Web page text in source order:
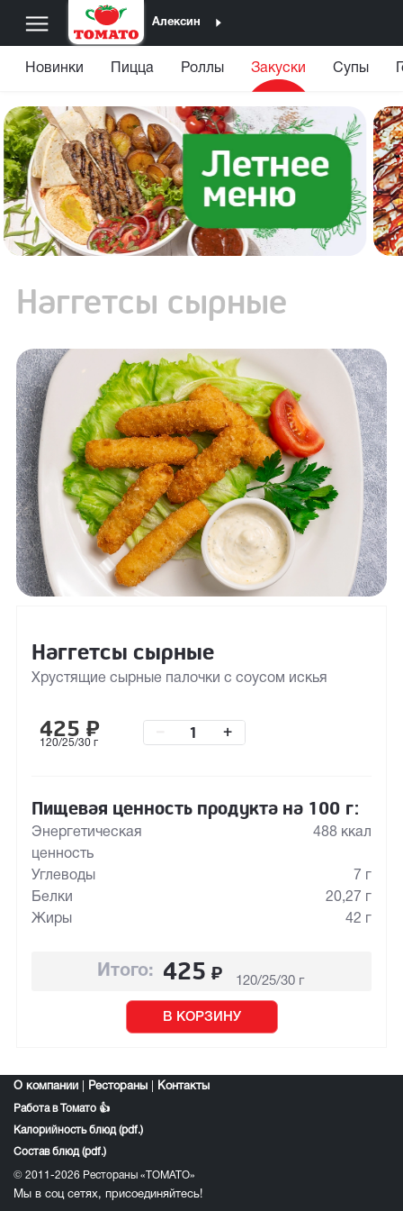
Алексин
Новинки Пицца Роллы Закуски Супы
Наггетсы сырные
Наггетсы сырные
Хрустящие сырные палочки с соусом искья
425 ₽
120/25/30 г
+
Пищевая ценность продукта на 100 г:
Энергетическая
ценность
488 ккал
Углеводы
7 г
Белки
20,27 г
Жиры
42 г
Итого: 425 ₽ 120/25/30 г
В КОРЗИНУ
О компании Рестораны Контакты
Работа в Томато 👍
Калорийность блюд (pdf.)
Состав блюд (pdf.)
© 2011-2026 Рестораны «ТОМАТО»
Мы в соц сетях, присоединяйтесь!